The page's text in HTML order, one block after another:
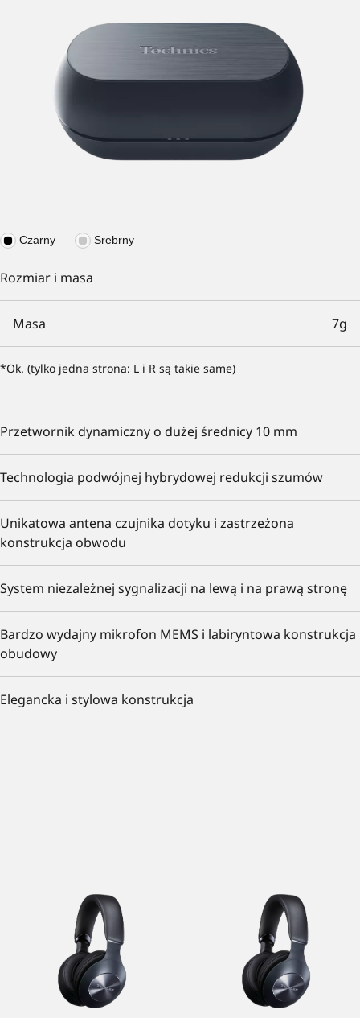
Czarny Srebrny
Rozmiar i masa
Masa 7g
*Ok. (tylko jedna strona: L i R są takie same)
Przetwornik dynamiczny o dużej średnicy 10 mm
Technologia podwójnej hybrydowej redukcji szumów
Unikatowa antena czujnika dotyku i zastrzeżona
konstrukcja obwodu
System niezależnej sygnalizacji na lewą i na prawą stronę
Bardzo wydajny mikrofon MEMS i labiryntowa konstrukcja
obudowy
Elegancka i stylowa konstrukcja